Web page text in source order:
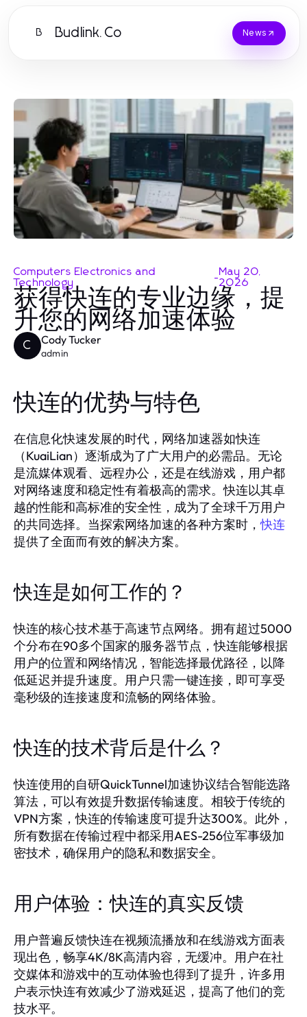
B Budlink.Co News
Computers Electronics and
Technology
-May 20,
2026
获得快连的专业边缘，提
升您的网络加速体验
C Cody Tucker
admin
快连的优势与特色
在信息化快速发展的时代，网络加速器如快连
（KuaiLian）逐渐成为了广大用户的必需品。无论
是流媒体观看、远程办公，还是在线游戏，用户都
对网络速度和稳定性有着极高的需求。快连以其卓
越的性能和高标准的安全性，成为了全球千万用户
的共同选择。当探索网络加速的各种方案时，快连
提供了全面而有效的解决方案。
快连是如何工作的？
快连的核心技术基于高速节点网络。拥有超过5000
个分布在90多个国家的服务器节点，快连能够根据
用户的位置和网络情况，智能选择最优路径，以降
低延迟并提升速度。用户只需一键连接，即可享受
毫秒级的连接速度和流畅的网络体验。
快连的技术背后是什么？
快连使用的自研QuickTunnel加速协议结合智能选路
算法，可以有效提升数据传输速度。相较于传统的
VPN方案，快连的传输速度可提升达300%。此外，
所有数据在传输过程中都采用AES-256位军事级加
密技术，确保用户的隐私和数据安全。
用户体验：快连的真实反馈
用户普遍反馈快连在视频流播放和在线游戏方面表
现出色，畅享4K/8K高清内容，无缓冲。用户在社
交媒体和游戏中的互动体验也得到了提升，许多用
户表示快连有效减少了游戏延迟，提高了他们的竞
技水平。